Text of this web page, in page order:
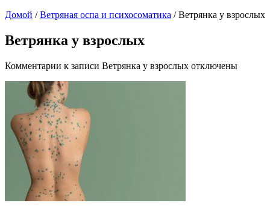
Домой / Ветряная оспа и психосоматика / Ветрянка у взрослых
Ветрянка у взрослых
Комментарии к записи Ветрянка у взрослых отключены